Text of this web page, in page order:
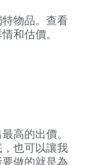
物品。查看
和估價。
高的出價。
也可以讓我
做的就是為